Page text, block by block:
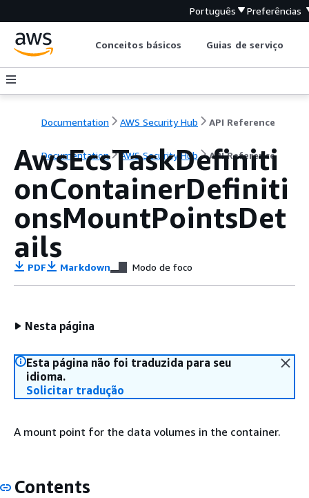
Português Preferências
Conceitos básicos Guias de serviço
Documentation AWS Security Hub API Reference
Documentation AWS Security Hub API Reference
AwsEcsTaskDefiniti
onContainerDefiniti
onsMountPointsDet
ails
PDF Markdown Modo de foco
Nesta página
Esta página não foi traduzida para seu
idioma.
Solicitar tradução
A mount point for the data volumes in the container.
Contents